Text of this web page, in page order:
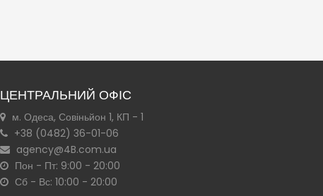
ЦЕНТРАЛЬНИЙ ОФІС
м. Одеса, Совіньйон 1, КП - 1
+38 (0482) 36-01-06
agency@4B.com.ua
Пон - Пт: 9:00 - 20:00
Сб - Вс: 10:00 - 20:00